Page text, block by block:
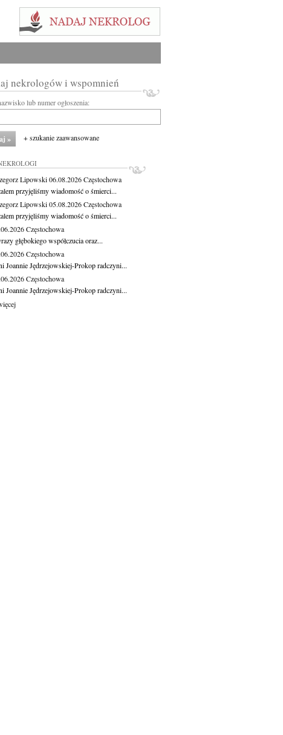
nekrologów i wspomnień
lub numer ogłoszenia:
+ szukanie zaawansowane
Lipowski06.08.2026Częstochowa
przyjęliśmy wiadomość o śmierci...
Lipowski05.08.2026Częstochowa
przyjęliśmy wiadomość o śmierci...
Częstochowa
głębokiego współczucia oraz...
Częstochowa
Joannie Jędrzejowskiej-Prokop radczyni...
Częstochowa
Joannie Jędrzejowskiej-Prokop radczyni...